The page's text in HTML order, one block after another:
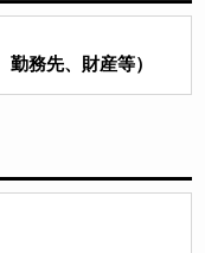
務先、財産等）